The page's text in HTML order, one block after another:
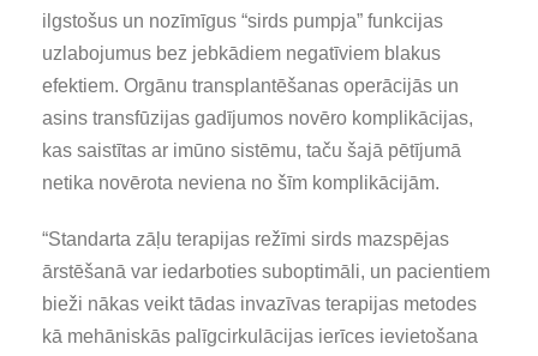
ilgstošus un nozīmīgus “sirds pumpja” funkcijas
uzlabojumus bez jebkādiem negatīviem blakus
efektiem. Orgānu transplantēšanas operācijās un
asins transfūzijas gadījumos novēro komplikācijas,
kas saistītas ar imūno sistēmu, taču šajā pētījumā
netika novērota neviena no šīm komplikācijām.
“Standarta zāļu terapijas režīmi sirds mazspējas
ārstēšanā var iedarboties suboptimāli, un pacientiem
bieži nākas veikt tādas invazīvas terapijas metodes
kā mehāniskās palīgcirkulācijas ierīces ievietošana